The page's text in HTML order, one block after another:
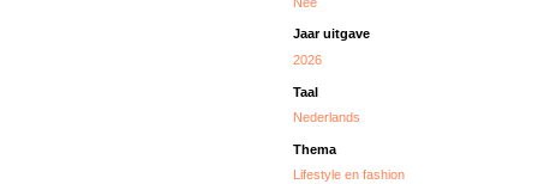
Jaar uitgave
2026
Taal
Nederlands
Thema
Lifestyle en fashion